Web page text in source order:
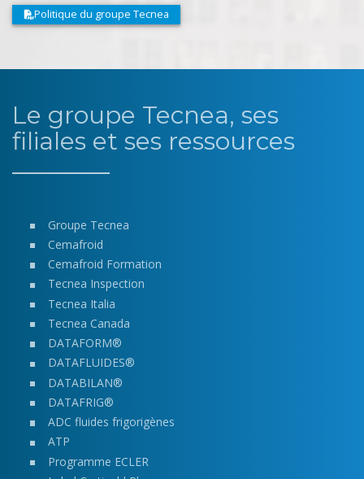
Politique du groupe Tecnea
Le groupe Tecnea, ses
filiales et ses ressources
Groupe Tecnea
Cemafroid
Cemafroid Formation
Tecnea Inspection
Tecnea Italia
Tecnea Canada
DATAFORM®
DATAFLUIDES®
DATABILAN®
DATAFRIG®
ADC fluides frigorigènes
ATP
Programme ECLER